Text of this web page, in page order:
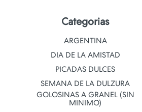
Categorias
ARGENTINA
DIA DE LA AMISTAD
PICADAS DULCES
SEMANA DE LA DULZURA
GOLOSINAS A GRANEL (SIN
MINIMO)